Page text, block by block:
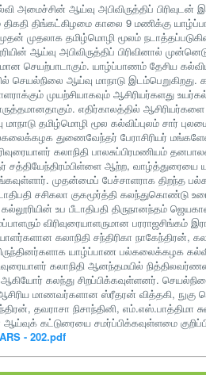
அமைச்சின் ஆய்வு அபிவிருத்திப் பிரிவுடன்
திங்கட்கிழமை காலை 9 மணிக்கு
முதலாக தமிழ்மொழி மூலம்
ஆய்வு அபிவிருத்திப் பிரிவினால்
செயற்பாடாகும். யாழ்ப்பாணம் தேசிய
செயல்நிலை ஆய்வு மாநாடு
முயற்சியாகவும் ஆசிரியர்களது
எதிர்காலத்தில்
தமிழ்மொழி மூல கல்விப்புலம் சார்
பல்கலைக்கழக துணைவேந்தர் பேராசிரியர்
கலாநிதி பாலசுப்பிரமணியம்
சத்தியேந்திரம்பிள்ளை ஆற்ற, வாழ்த்துரையை
முதன்மைப் பேச்சாளராக திறந்த
சசிகலா குகமூர்த்தி கலந்துகொண்டு
உப பீடாதிபதி திருநானந்தம்
விரிவுரையாளருமான
கலாநிதி சந்திரிகா நாகேந்திரன்,
யாழ்ப்பாண பல்கலைக்கழக
கலாநிதி ஆனந்தமயில்
ஆகியோர் கலந்து சிறப்பிக்கவுள்ளனர்.
மாணவர்களான ஸ்ரீதரன் வித்தகி, நுகு
தவராசா நிசாந்தினி,
கட்டுரையை சமர்ப்பிக்கவுள்ளமை
- 202.pdf